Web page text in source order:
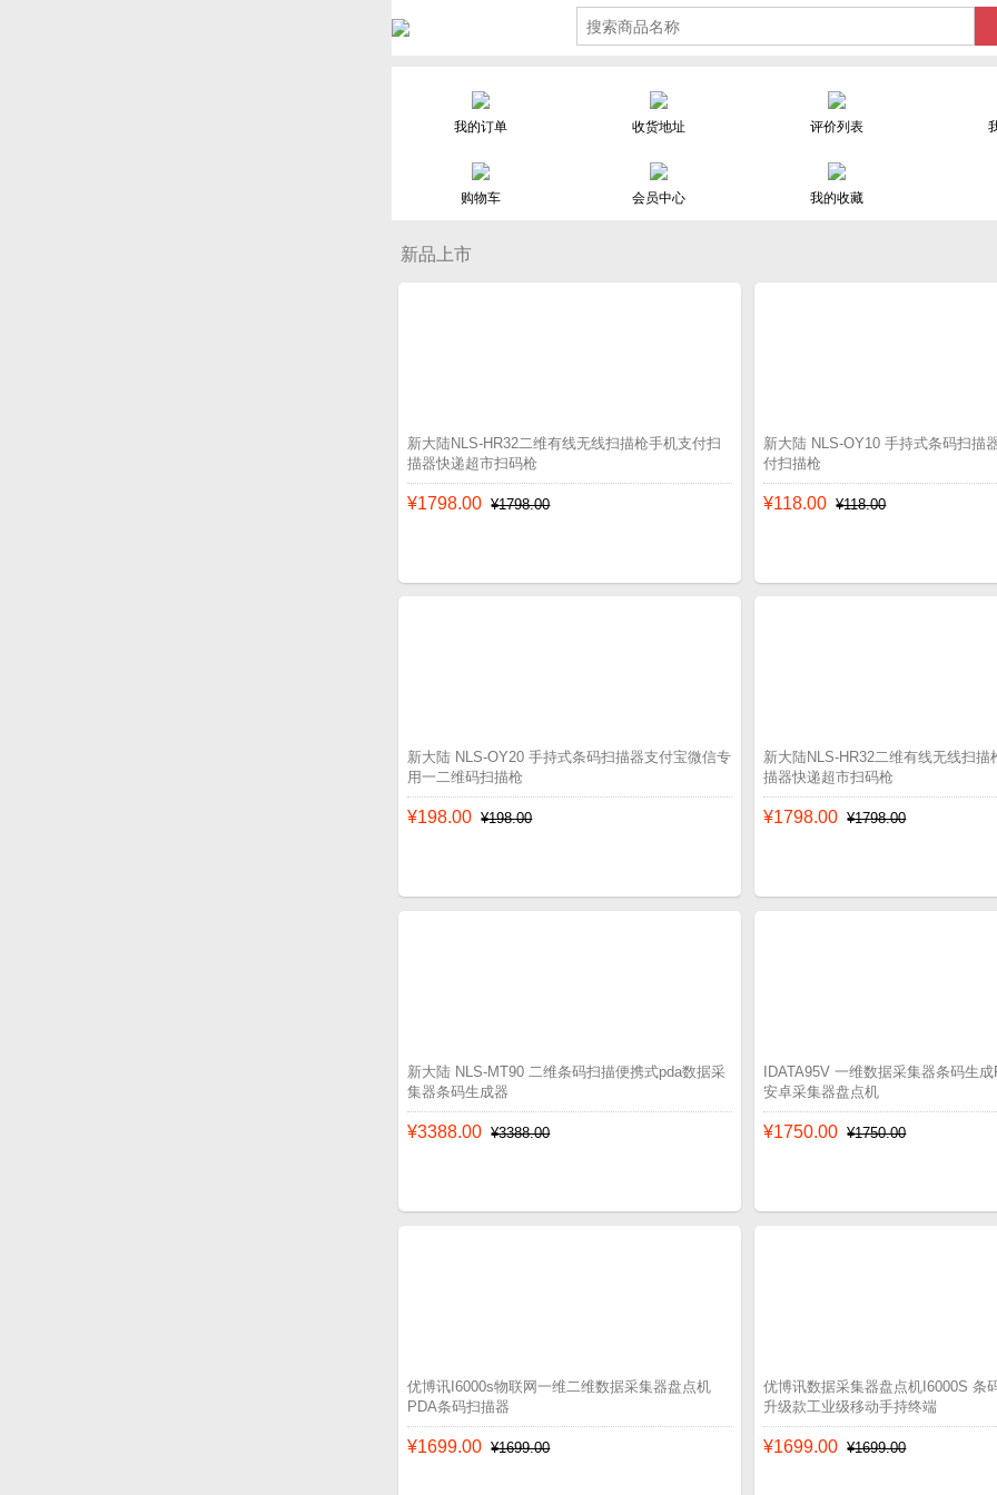
我的订单 收货地址 评价列表
购物车 会员中心 我的收藏
新品上市
新大陆NLS-HR32二维有线无线扫描枪手机支付扫
描器快递超市扫码枪
¥1798.00¥1798.00
新大陆 NLS-OY10 手持式条码扫描
付扫描枪
¥118.00¥118.00
新大陆 NLS-OY20 手持式条码扫描器支付宝微信专
用一二维码扫描枪
¥198.00¥198.00
新大陆NLS-HR32二维有线无线扫描
描器快递超市扫码枪
¥1798.00¥1798.00
新大陆 NLS-MT90 二维条码扫描便携式pda数据采
集器条码生成器
¥3388.00¥3388.00
IDATA95V 一维数据采集器条码生
安卓采集器盘点机
¥1750.00¥1750.00
优博讯I6000s物联网一维二维数据采集器盘点机
PDA条码扫描器
¥1699.00¥1699.00
优博讯数据采集器盘点机I6000S 条
升级款工业级移动手持终端
¥1699.00¥1699.00